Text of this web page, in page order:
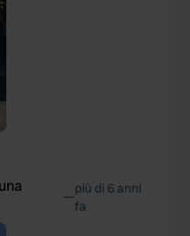
—più di 6 anni
fa